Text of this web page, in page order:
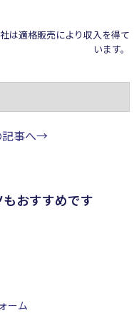
は適格販売により収入を得て
います。
記事へ→
おすすめです
ーム